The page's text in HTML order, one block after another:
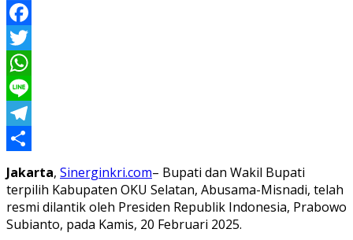
Facebook
Twitter
WhatsApp
Line
Telegram
Share
Jakarta, Sinerginkri.com– Bupati dan Wakil Bupati
terpilih Kabupaten OKU Selatan, Abusama-Misnadi, telah
resmi dilantik oleh Presiden Republik Indonesia, Prabowo
Subianto, pada Kamis, 20 Februari 2025.